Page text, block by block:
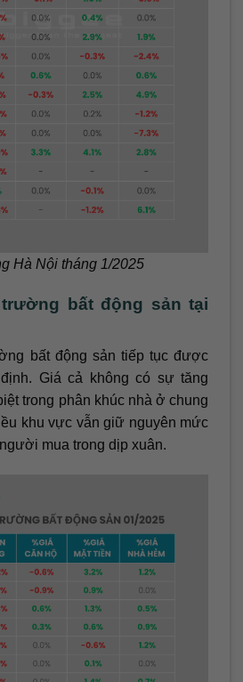
Hà Nội tháng 1/2025
bất động sản tại
bất động sản tiếp tục được
Giá cả không có sự tăng
trong phân khúc nhà ở chung
khu vực vẫn giữ nguyên mức
mua trong dịp xuân.